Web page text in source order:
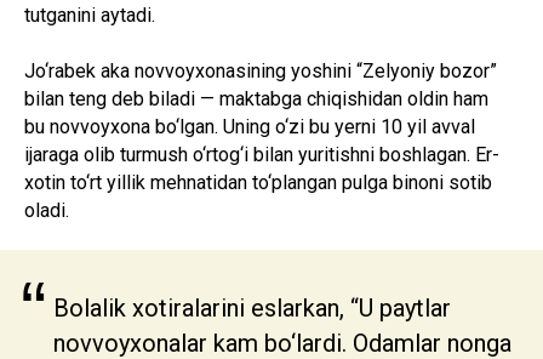
tutganini aytadi.
Jo‘rabek aka novvoyxonasining yoshini “Zelyoniy bozor”
bilan teng deb biladi — maktabga chiqishidan oldin ham
bu novvoyxona bo‘lgan. Uning o‘zi bu yerni 10 yil avval
ijaraga olib turmush o‘rtog‘i bilan yuritishni boshlagan. Er-
xotin to‘rt yillik mehnatidan to‘plangan pulga binoni sotib
oladi.
“ Bolalik xotiralarini eslarkan, “U paytlar
novvoyxonalar kam bo‘lardi. Odamlar nonga